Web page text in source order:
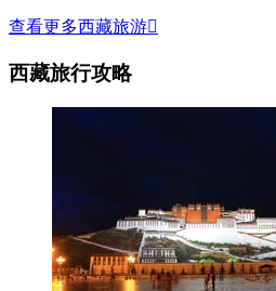
查看更多西藏旅游
西藏旅行攻略